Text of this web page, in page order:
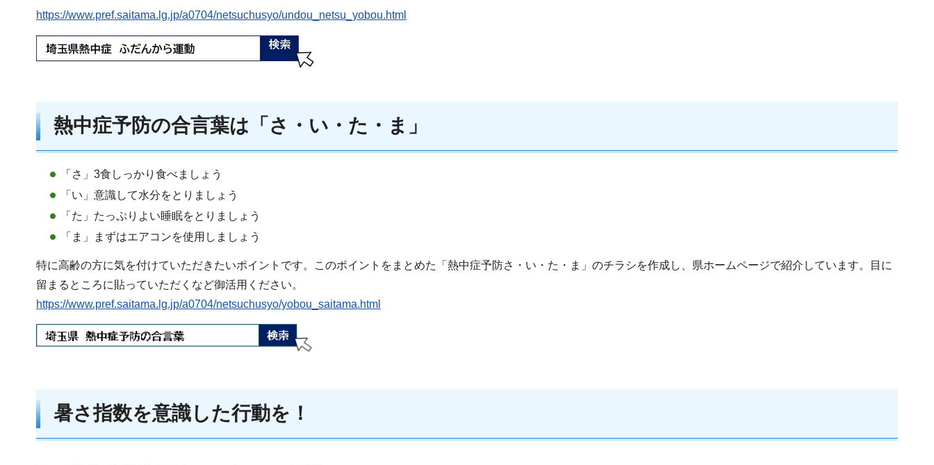
https://www.pref.saitama.lg.jp/a0704/netsuchusyo/undou_netsu_yobou.html
熱中症予防の合言葉は「さ・い・た・ま」
「さ」3食しっかり食べましょう
「い」意識して水分をとりましょう
「た」たっぷりよい睡眠をとりましょう
「ま」まずはエアコンを使用しましょう
特に高齢の方に気を付けていただきたいポイントです。このポイントをまとめた「熱中症予防さ・い・た・ま」のチラシを作成し、県ホームページで紹介しています。目に
留まるところに貼っていただくなど御活用ください。
https://www.pref.saitama.lg.jp/a0704/netsuchusyo/yobou_saitama.html
暑さ指数を意識した行動を！